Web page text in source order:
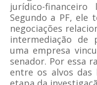
jurídico-
Segundo a PF,
negociações
intermediação de
uma empresa
senador. Por essa
entre os alvos das